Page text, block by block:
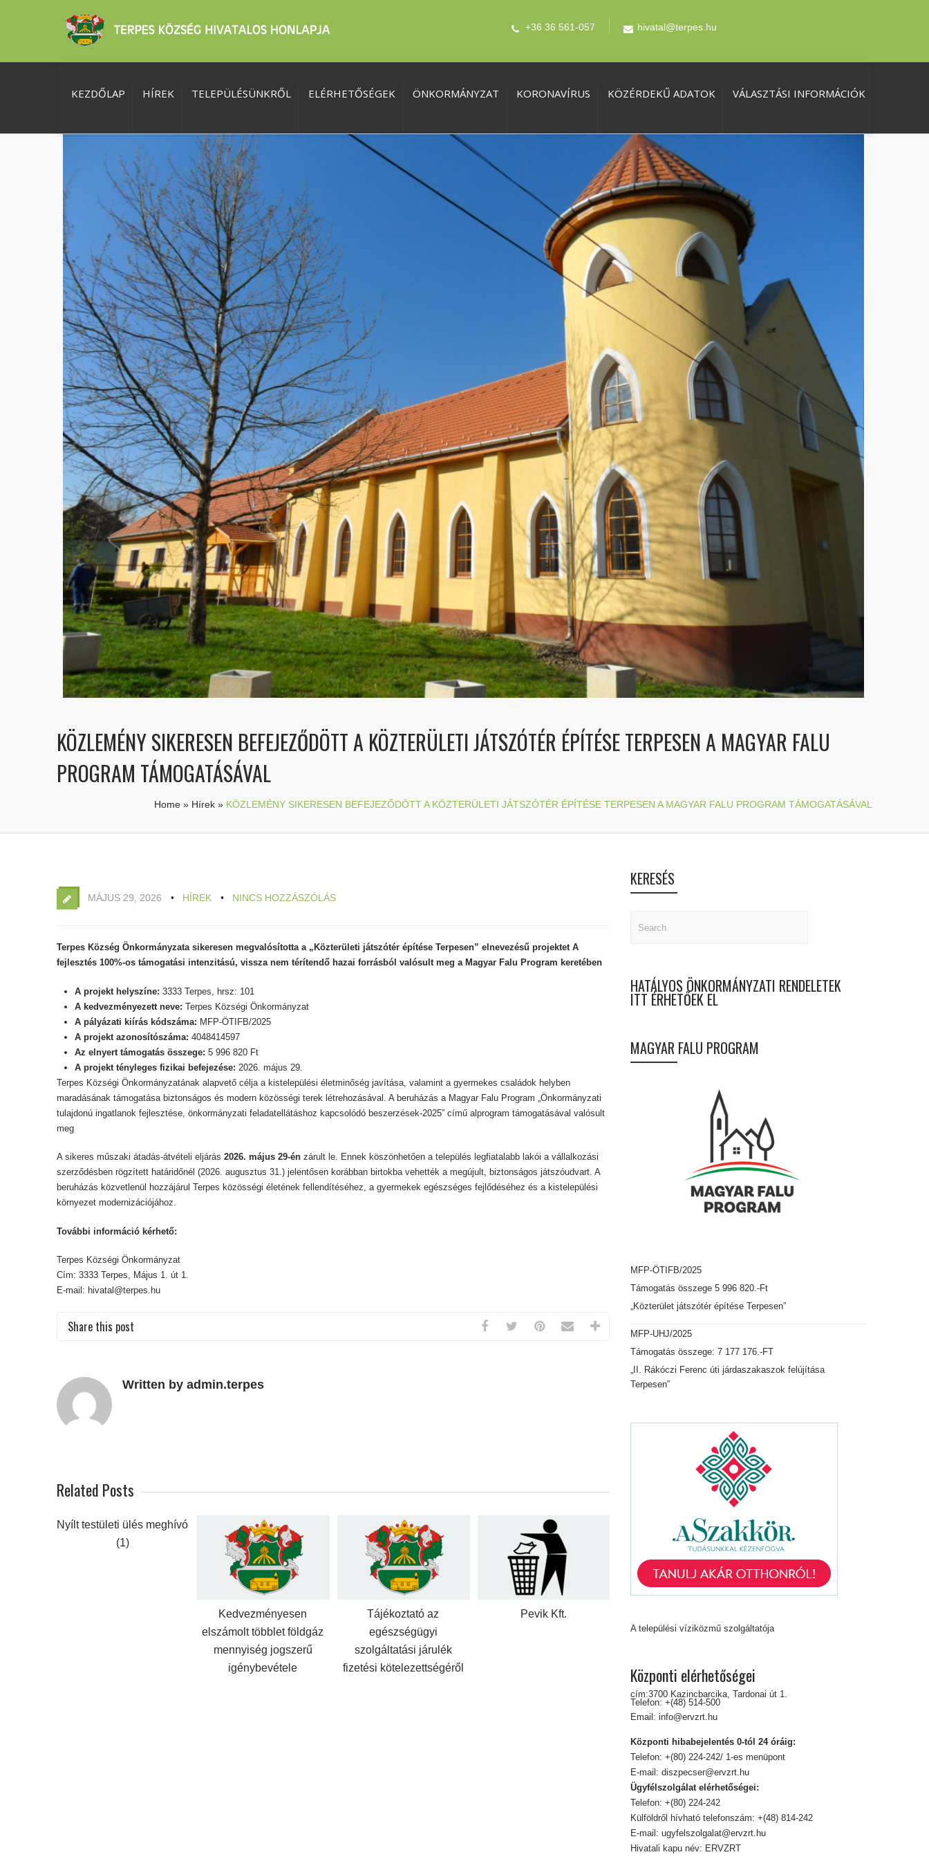
+36 36 561-057 hivatal@terpes.hu
KEZDŐLAP HÍREK TELEPÜLÉSÜNKRŐL ELÉRHETŐSÉGEK ÖNKORMÁNYZAT KORONAVÍRUS KÖZÉRDEKŰ ADATOK VÁLASZTÁSI INFORMÁCIÓK
KÖZLEMÉNY SIKERESEN BEFEJEZŐDÖTT A KÖZTERÜLETI JÁTSZÓTÉR ÉPÍTÉSE TERPESEN A MAGYAR FALU
PROGRAM TÁMOGATÁSÁVAL
Home » Hírek » KÖZLEMÉNY SIKERESEN BEFEJEZŐDÖTT A KÖZTERÜLETI JÁTSZÓTÉR ÉPÍTÉSE TERPESEN A MAGYAR FALU PROGRAM TÁMOGATÁSÁVAL
MÁJUS 29, 2026 HÍREK NINCS HOZZÁSZÓLÁS
Terpes Község Önkormányzata sikeresen megvalósította a „Közterületi játszótér építése Terpesen” elnevezésű projektet A
fejlesztés 100%-os támogatási intenzitású, vissza nem térítendő hazai forrásból valósult meg a Magyar Falu Program keretében
A projekt helyszíne: 3333 Terpes, hrsz: 101
A kedvezményezett neve: Terpes Községi Önkormányzat
A pályázati kiírás kódszáma: MFP-ÖTIFB/2025
A projekt azonosítószáma: 4048414597
Az elnyert támogatás összege: 5 996 820 Ft
A projekt tényleges fizikai befejezése: 2026. május 29.
Terpes Községi Önkormányzatának alapvető célja a kistelepülési életminőség javítása, valamint a gyermekes családok helyben
maradásának támogatása biztonságos és modern közösségi terek létrehozásával. A beruházás a Magyar Falu Program „Önkormányzati
tulajdonú ingatlanok fejlesztése, önkormányzati feladatellátáshoz kapcsolódó beszerzések-2025” című alprogram támogatásával valósult
meg
A sikeres műszaki átadás-átvételi eljárás 2026. május 29-én zárult le. Ennek köszönhetően a település legfiatalabb lakói a vállalkozási
szerződésben rögzített határidőnél (2026. augusztus 31.) jelentősen korábban birtokba vehették a megújult, biztonságos játszóudvart. A
beruházás közvetlenül hozzájárul Terpes közösségi életének fellendítéséhez, a gyermekek egészséges fejlődéséhez és a kistelepülési
környezet modernizációjához.
További információ kérhető:
Terpes Községi Önkormányzat
Cím: 3333 Terpes, Május 1. út 1.
E-mail: hivatal@terpes.hu
Share this post
Written by admin.terpes
Related Posts
Nyílt testületi ülés meghívó
(1)
Kedvezményesen
elszámolt többlet földgáz
mennyiség jogszerű
igénybevétele
Tájékoztató az
egészségügyi
szolgáltatási járulék
fizetési kötelezettségéről
Pevik Kft.
KERESÉS
HATÁLYOS ÖNKORMÁNYZATI RENDELETEK
ITT ÉRHETŐEK EL
MAGYAR FALU PROGRAM
MFP-ÖTIFB/2025
Támogatás összege 5 996 820.-Ft
„Közterület játszótér építése Terpesen”
MFP-UHJ/2025
Támogatás összege: 7 177 176.-FT
„II. Rákóczi Ferenc úti járdaszakaszok felújítása
Terpesen”
A települési víziközmű szolgáltatója
Központi elérhetőségei
cím:3700 Kazincbarcika, Tardonai út 1.
Telefon: +(48) 514-500
Email: info@ervzrt.hu
Központi hibabejelentés 0-tól 24 óráig:
Telefon: +(80) 224-242/ 1-es menüpont
E-mail: diszpecser@ervzrt.hu
Ügyfélszolgálat elérhetőségei:
Telefon: +(80) 224-242
Külföldről hívható telefonszám: +(48) 814-242
E-mail: ugyfelszolgalat@ervzrt.hu
Hivatali kapu név: ERVZRT